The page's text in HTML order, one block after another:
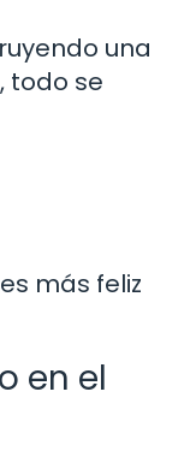
una
todo se
más feliz
en el